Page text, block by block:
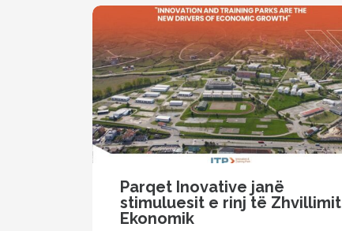
Parqet Inovative janë
stimuluesit e rinj të Zhvillimit
Ekonomik